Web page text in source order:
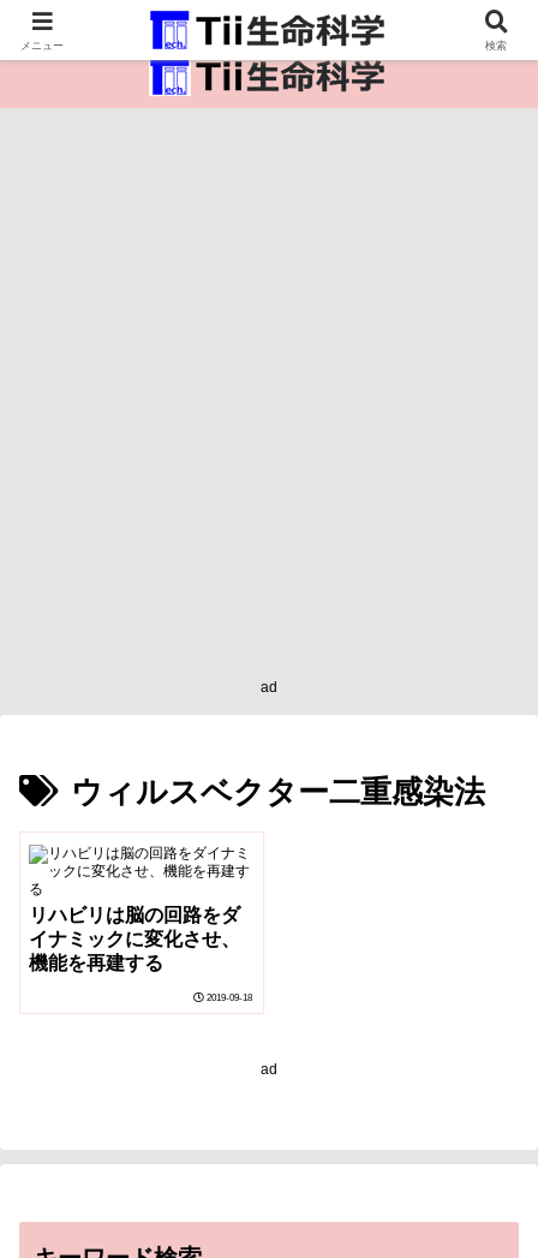
医療保健・生命・生物の情報インフラ。
ad
ウィルスベクター二重感染法
リハビリは脳の回路をダ
イナミックに変化させ、
機能を再建する
2019-09-18
ad
メニュー 検索